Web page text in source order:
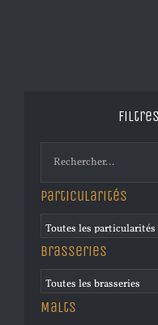
Particularités
Brasseries
Malts